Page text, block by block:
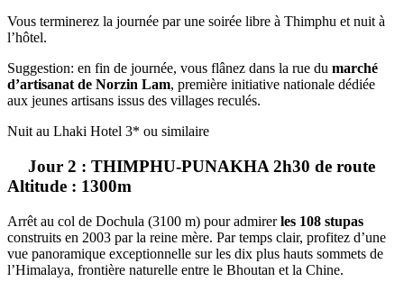
Vous terminerez la journée par une soirée libre à Thimphu et nuit à
l’hôtel.
Suggestion: en fin de journée, vous flânez dans la rue du marché
d’artisanat de Norzin Lam, première initiative nationale dédiée
aux jeunes artisans issus des villages reculés.
Nuit au Lhaki Hotel 3* ou similaire
Jour 2 : THIMPHU-PUNAKHA 2h30 de route
Altitude : 1300m
Arrêt au col de Dochula (3100 m) pour admirerles 108 stupas
construits en 2003 par la reine mère. Par temps clair, profitez d’une
vue panoramique exceptionnelle sur les dix plus hauts sommets de
l’Himalaya, frontière naturelle entre le Bhoutan et la Chine.